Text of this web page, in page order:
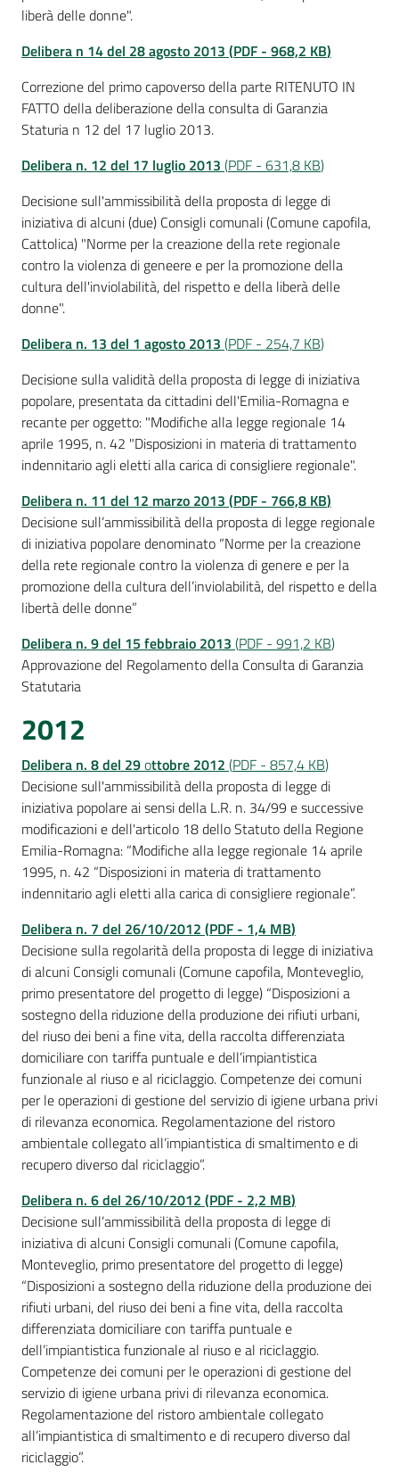
liberà delle donne".
Delibera n 14 del 28 agosto 2013 (PDF - 968,2 KB)
Correzione del primo capoverso della parte RITENUTO IN
FATTO della deliberazione della consulta di Garanzia
Staturia n 12 del 17 luglio 2013.
Delibera n. 12 del 17 luglio 2013 (PDF - 631,8 KB)
Decisione sull'ammissibilità della proposta di legge di
iniziativa di alcuni (due) Consigli comunali (Comune capofila,
Cattolica) "Norme per la creazione della rete regionale
contro la violenza di geneere e per la promozione della
cultura dell'inviolabilità, del rispetto e della liberà delle
donne".
Delibera n. 13 del 1 agosto 2013 (PDF - 254,7 KB)
Decisione sulla validità della proposta di legge di iniziativa
popolare, presentata da cittadini dell'Emilia-Romagna e
recante per oggetto: "Modifiche alla legge regionale 14
aprile 1995, n. 42 "Disposizioni in materia di trattamento
indennitario agli eletti alla carica di consigliere regionale".
Delibera n. 11 del 12 marzo 2013 (PDF - 766,8 KB)
Decisione sull’ammissibilità della proposta di legge regionale
di iniziativa popolare denominato “Norme per la creazione
della rete regionale contro la violenza di genere e per la
promozione della cultura dell’inviolabilità, del rispetto e della
libertà delle donne”
Delibera n. 9 del 15 febbraio 2013 (PDF - 991,2 KB)
Approvazione del Regolamento della Consulta di Garanzia
Statutaria
2012
Delibera n. 8 del 29ottobre 2012 (PDF - 857,4 KB)
Decisione sull'ammissibilità della proposta di legge di
iniziativa popolare ai sensi della L.R. n. 34/99 e successive
modificazioni e dell'articolo 18 dello Statuto della Regione
Emilia-Romagna: “Modifiche alla legge regionale 14 aprile
1995, n. 42 “Disposizioni in materia di trattamento
indennitario agli eletti alla carica di consigliere regionale”.
Delibera n. 7 del 26/10/2012 (PDF - 1,4 MB)
Decisione sulla regolarità della proposta di legge di iniziativa
di alcuni Consigli comunali (Comune capofila, Monteveglio,
primo presentatore del progetto di legge) “Disposizioni a
sostegno della riduzione della produzione dei rifiuti urbani,
del riuso dei beni a fine vita, della raccolta differenziata
domiciliare con tariffa puntuale e dell’impiantistica
funzionale al riuso e al riciclaggio. Competenze dei comuni
per le operazioni di gestione del servizio di igiene urbana privi
di rilevanza economica. Regolamentazione del ristoro
ambientale collegato all’impiantistica di smaltimento e di
recupero diverso dal riciclaggio”.
Delibera n. 6 del 26/10/2012 (PDF - 2,2 MB)
Decisione sull’ammissibilità della proposta di legge di
iniziativa di alcuni Consigli comunali (Comune capofila,
Monteveglio, primo presentatore del progetto di legge)
“Disposizioni a sostegno della riduzione della produzione dei
rifiuti urbani, del riuso dei beni a fine vita, della raccolta
differenziata domiciliare con tariffa puntuale e
dell’impiantistica funzionale al riuso e al riciclaggio.
Competenze dei comuni per le operazioni di gestione del
servizio di igiene urbana privi di rilevanza economica.
Regolamentazione del ristoro ambientale collegato
all’impiantistica di smaltimento e di recupero diverso dal
riciclaggio”.